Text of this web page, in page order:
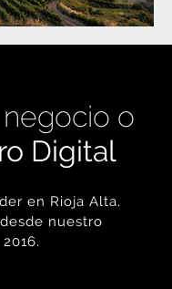
o
Digital
en Rioja Alta.
nuestro